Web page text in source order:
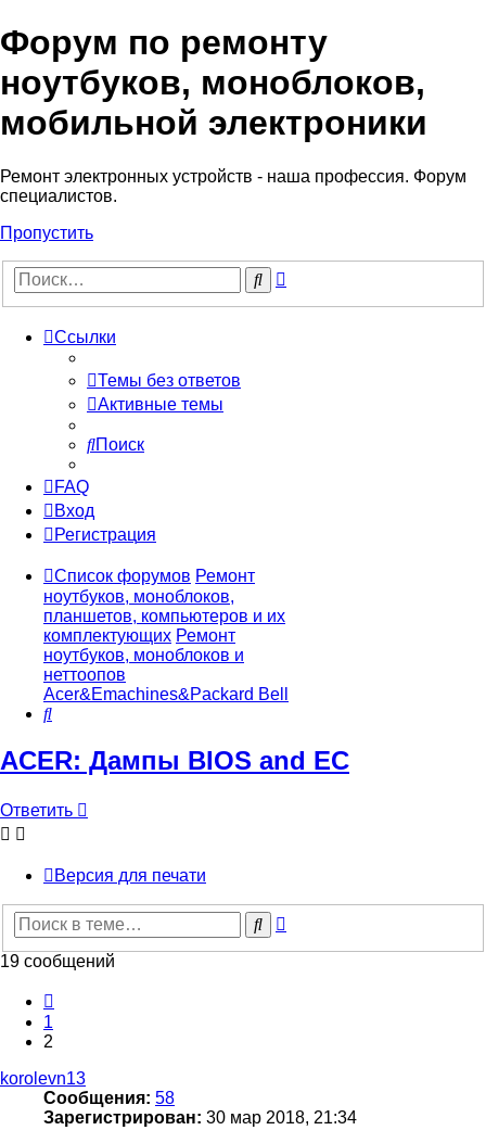
Регистрация
Форум по ремонту
ноутбуков, моноблоков,
мобильной электроники
Ремонт электронных устройств - наша профессия. Форум
специалистов.
Пропустить
Поиск
Ссылки
Темы без ответов
Активные темы
Поиск
FAQ
Вход
Регистрация
Список форумов Ремонт
ноутбуков, моноблоков,
планшетов, компьютеров и их
комплектующих Ремонт
ноутбуков, моноблоков и
неттоопов
Acer&Emachines&Packard Bell
Поиск
ACER: Дампы BIOS and EC
Ответить
Ответить
Версия для печати
Поиск
19 сообщений
1
2
korolevn13
Сообщения: 58
Зарегистрирован: 30 мар 2018, 21:34